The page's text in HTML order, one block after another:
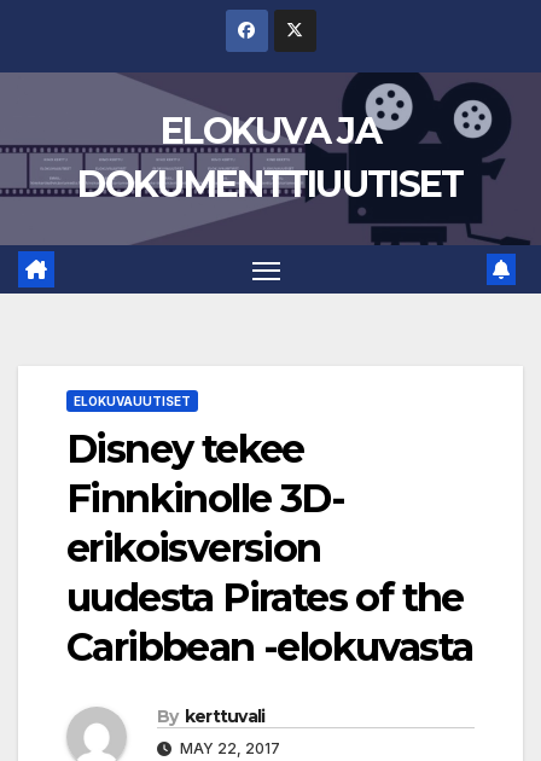
ELOKUVA JA
DOKUMENTTIUUTISET
ELOKUVAUUTISET
Disney tekee
Finnkinolle 3D-
erikoisversion
uudesta Pirates of the
Caribbean -elokuvasta
By kerttuvali
MAY 22, 2017